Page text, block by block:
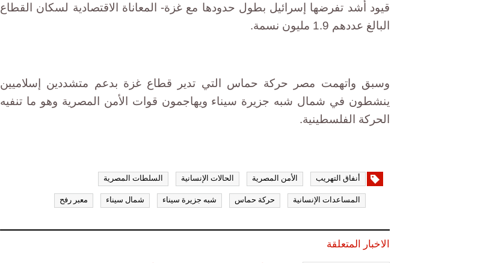
قيود أشد تفرضها إسرائيل بطول حدودها مع غزة- المعاناة الاقتصادية لسكان القطاع
البالغ عددهم 1.9 مليون نسمة.
وسبق واتهمت مصر حركة حماس التي تدير قطاع غزة بدعم متشددين إسلاميين
ينشطون في شمال شبه جزيرة سيناء ويهاجمون قوات الأمن المصرية وهو ما تنفيه
الحركة الفلسطينية.
أنفاق التهريب الأمن المصرية الحالات الإنسانية السلطات المصرية
المساعدات الإنسانية حركة حماس شبه جزيرة سيناء شمال سيناء معبر رفح
الاخبار المتعلقة